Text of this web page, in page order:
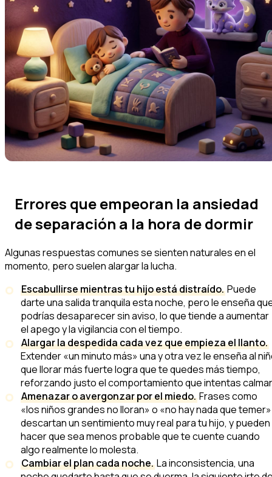
Errores que empeoran la ansiedad
de separación a la hora de dormir
Algunas respuestas comunes se sienten naturales en el
momento, pero suelen alargar la lucha.
Escabullirse mientras tu hijo está distraído.Puede
darte una salida tranquila esta noche, pero le enseña
podrías desaparecer sin aviso, lo que tiende a aumentar
el apego y la vigilancia con el tiempo.
Alargar la despedida cada vez que empieza el llanto.
Extender «un minuto más» una y otra vez le enseña al
que llorar más fuerte logra que te quedes más tiempo,
reforzando justo el comportamiento que intentas
Amenazar o avergonzar por el miedo.Frases como
«los niños grandes no lloran» o «no hay nada que temer»
descartan un sentimiento muy real para tu hijo, y pueden
hacer que sea menos probable que te cuente cuando
algo realmente lo molesta.
Cambiar el plan cada noche.La inconsistencia, una